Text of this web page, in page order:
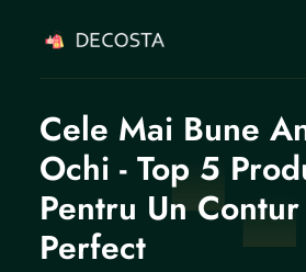
Cele Mai Bune
Ochi - Top 5
Pentru Un
Perfect